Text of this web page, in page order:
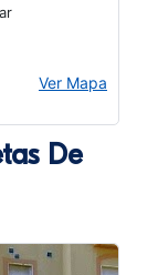
Ver Mapa
De